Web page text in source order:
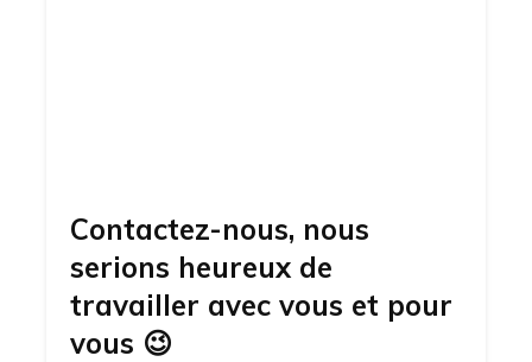
Contactez-nous, nous
serions heureux de
travailler avec vous et pour
vous 😉